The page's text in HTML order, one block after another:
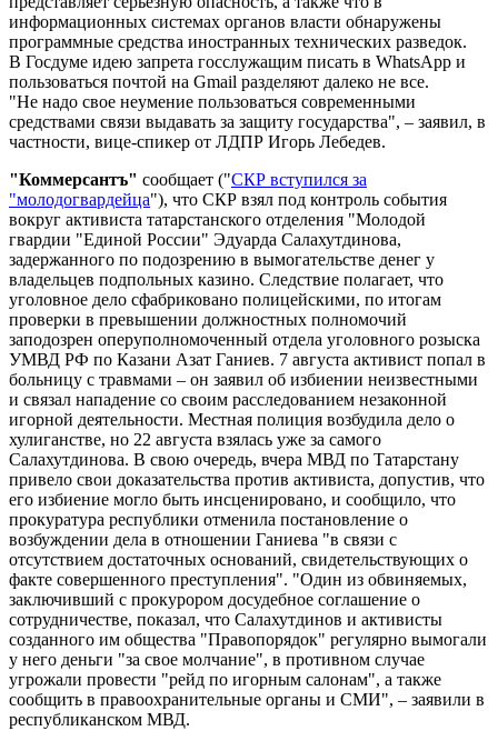
информационных системах органов власти обнаружены
программные средства иностранных технических разведок.
В Госдуме идею запрета госслужащим писать в WhatsApp и
пользоваться почтой на Gmail разделяют далеко не все.
"Не надо свое неумение пользоваться современными
средствами связи выдавать за защиту государства", – заявил, в
частности, вице-спикер от ЛДПР Игорь Лебедев.
"Коммерсантъ" сообщает ("СКР вступился за
"молодогвардейца"), что СКР взял под контроль события
вокруг активиста татарстанского отделения "Молодой
гвардии "Единой России" Эдуарда Салахутдинова,
задержанного по подозрению в вымогательстве денег у
владельцев подпольных казино. Следствие полагает, что
уголовное дело сфабриковано полицейскими, по итогам
проверки в превышении должностных полномочий
заподозрен оперуполномоченный отдела уголовного розыска
УМВД РФ по Казани Азат Ганиев. 7 августа активист попал в
больницу с травмами – он заявил об избиении неизвестными
и связал нападение со своим расследованием незаконной
игорной деятельности. Местная полиция возбудила дело о
хулиганстве, но 22 августа взялась уже за самого
Салахутдинова. В свою очередь, вчера МВД по Татарстану
привело свои доказательства против активиста, допустив, что
его избиение могло быть инсценировано, и сообщило, что
прокуратура республики отменила постановление о
возбуждении дела в отношении Ганиева "в связи с
отсутствием достаточных оснований, свидетельствующих о
факте совершенного преступления". "Один из обвиняемых,
заключивший с прокурором досудебное соглашение о
сотрудничестве, показал, что Салахутдинов и активисты
созданного им общества "Правопорядок" регулярно вымогали
у него деньги "за свое молчание", в противном случае
угрожали провести "рейд по игорным салонам", а также
сообщить в правоохранительные органы и СМИ", – заявили в
республиканском МВД.